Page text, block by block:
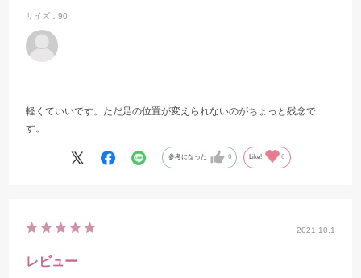
サイズ：90
軽くていいです。ただ足の位置が変えられないのがちょっと残念で
す。
参考になった 0 Like! 0
2021.10.1
レビュー